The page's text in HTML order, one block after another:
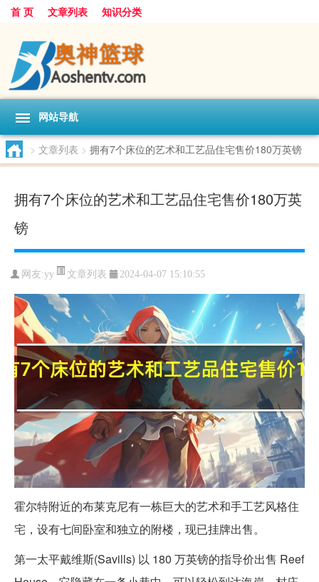
首 页 文章列表 知识分类
网站导航
> 文章列表 > 拥有7个床位的艺术和工艺品住宅售价180万英镑
拥有7个床位的艺术和工艺品住宅售价180万英
镑
网友:yy 文章列表 2024-04-07 15:10:55
霍尔特附近的布莱克尼有一栋巨大的艺术和手工艺风格住
宅，设有七间卧室和独立的附楼，现已挂牌出售。
第一太平戴维斯(Savills) 以 180 万英镑的指导价出售 Reef